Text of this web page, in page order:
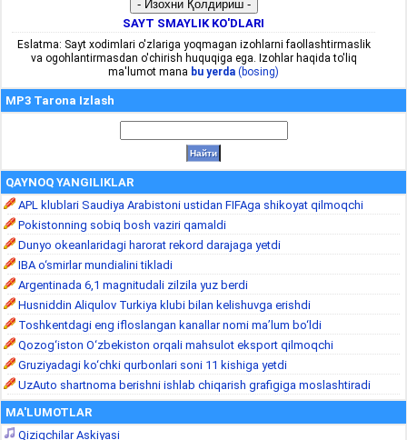
SAYT SMAYLIK KO'DLARI
Eslatma: Sayt xodimlari o'zlariga yoqmagan izohlarni faollashtirmaslik
va ogohlantirmasdan o'chirish huquqiga ega. Izohlar haqida to'liq
ma'lumot mana bu yerda (bosing)
MP3 Tarona Izlash
QAYNOQ YANGILIKLAR
APL klublari Saudiya Arabistoni ustidan FIFAga shikoyat qilmoqchi
Pokistonning sobiq bosh vaziri qamaldi
Dunyo okeanlaridagi harorat rekord darajaga yetdi
IBA o‘smirlar mundialini tikladi
Argentinada 6,1 magnitudali zilzila yuz berdi
Husniddin Aliqulov Turkiya klubi bilan kelishuvga erishdi
Toshkentdagi eng ifloslangan kanallar nomi ma’lum bo‘ldi
Qozog‘iston O‘zbekiston orqali mahsulot eksport qilmoqchi
Gruziyadagi ko‘chki qurbonlari soni 11 kishiga yetdi
UzAuto shartnoma berishni ishlab chiqarish grafigiga moslashtiradi
MA'LUMOTLAR
Qiziqchilar Askiyasi